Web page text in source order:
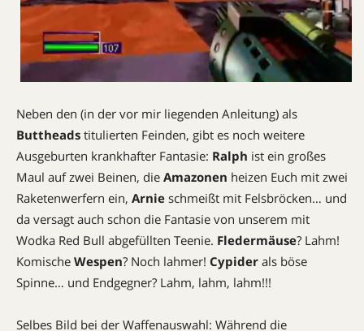
Neben den (in der vor mir liegenden Anleitung) als
Buttheads titulierten Feinden, gibt es noch weitere
Ausgeburten krankhafter Fantasie: Ralph ist ein großes
Maul auf zwei Beinen, die Amazonen heizen Euch mit zwei
Raketenwerfern ein, Arnie schmeißt mit Felsbröcken… und
da versagt auch schon die Fantasie von unserem mit
Wodka Red Bull abgefüllten Teenie. Fledermäuse? Lahm!
Komische Wespen? Noch lahmer! Cypider als böse
Spinne… und Endgegner? Lahm, lahm, lahm!!!
Selbes Bild bei der Waffenauswahl: Während die